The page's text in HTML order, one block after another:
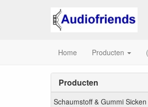
Home Producten
Producten
Schaumstoff & Gummi Sicken